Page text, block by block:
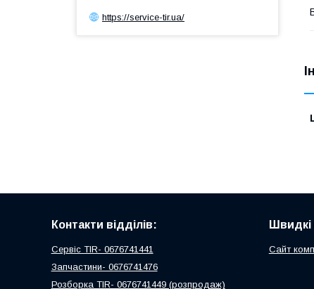
https://service-tir.ua/
Контакти відділів:
Сервіс TIR- 0676741441
Запчастини- 0676741476
Розборка TIR- 0676741449 (розпродаж)
Швидкі
Сайт